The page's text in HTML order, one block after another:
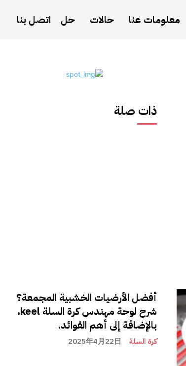
معلومات عنا حالات حل اتصل بنا
ذات صلة
أفضل الأرضيات الخشبية المجمعة؟
شرح لوحة مهندس كرة السلة keel،
بالإضافة إلى أهم الفوائد.
كرة السلة 2025年4月22日